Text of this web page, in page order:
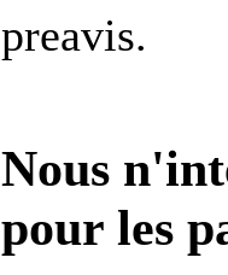
preavis.
Nous
pour les